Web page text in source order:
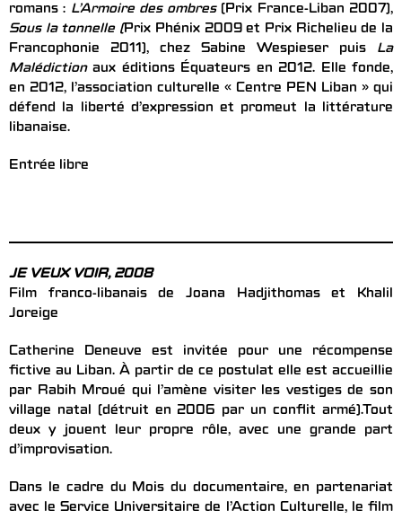
romans : L’Armoire des ombres(Prix France-Liban 2007),
Sous la tonnelle (Prix Phénix 2009 et Prix Richelieu de la
Francophonie 2011), chez Sabine Wespieser puis La
Malédictionaux éditions Équateurs en 2012. Elle fonde,
en 2012, l’association culturelle « Centre PEN Liban » qui
défend la liberté d’expression et promeut la littérature
libanaise.
Entrée libre
JE VEUX VOIR, 2008
Film franco-libanais de Joana Hadjithomas et Khalil
Joreige
Catherine Deneuve est invitée pour une récompense
fictive au Liban. À partir de ce postulat elle est accueillie
par Rabih Mroué qui l’amène visiter les vestiges de son
village natal (détruit en 2006 par un conflit armé).Tout
deux y jouent leur propre rôle, avec une grande part
d’improvisation.
Dans le cadre du Mois du documentaire, en partenariat
avec le Service Universitaire de l’Action Culturelle, le film